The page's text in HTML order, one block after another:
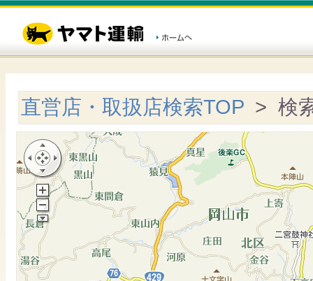
直営店・取扱店検索TOP > 検